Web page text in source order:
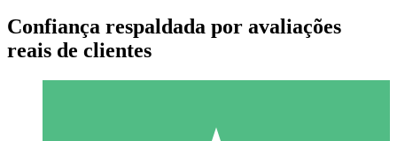
Confiança respaldada por avaliações
reais de clientes